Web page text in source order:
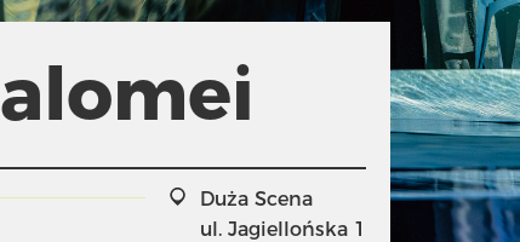
Duża Scena
ul. Jagiellońska 1